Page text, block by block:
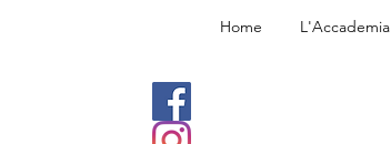
Home L'Accademia